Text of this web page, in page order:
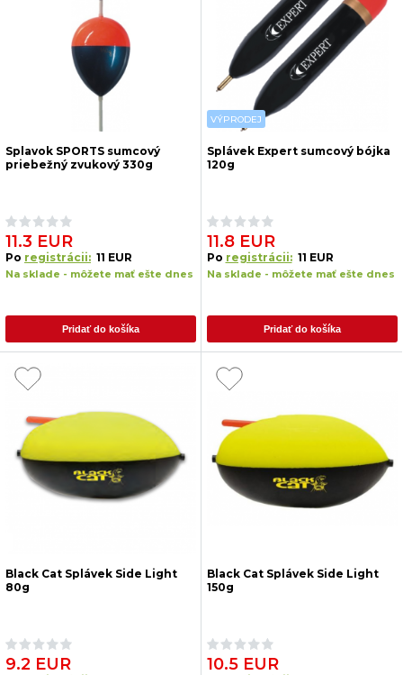
Splavok SPORTS sumcový
priebežný zvukový 330g
11.3 EUR
Po registrácii: 11 EUR
Na sklade - môžete mať ešte dnes
Pridať do košíka
VÝPRODEJ
Splávek Expert sumcový bójka
120g
11.8 EUR
Po registrácii: 11 EUR
Na sklade - môžete mať ešte dnes
Pridať do košíka
Black Cat Splávek Side Light
80g
9.2 EUR
Black Cat Splávek Side Light
150g
10.5 EUR